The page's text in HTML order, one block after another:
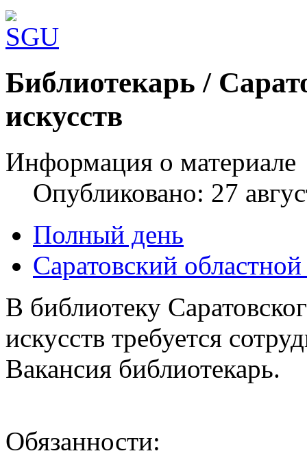
Шаблоны Joomla 3 здесь: http://www.joomla3x.ru/joomla3-
Библиотекарь /
искусств
Информация о материале
Опубликовано: 27
Полный день
Саратовский
В библиотеку
искусств требуется
Вакансия библиотекарь.
Обязанности: